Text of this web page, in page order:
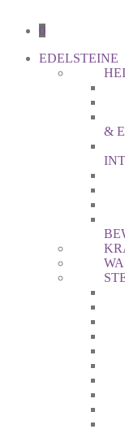
0
EDELSTEINE
&